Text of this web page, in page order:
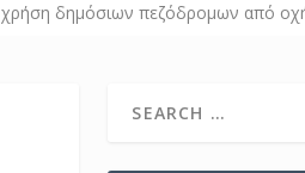
χρήση δημόσιων πεζόδρομων από